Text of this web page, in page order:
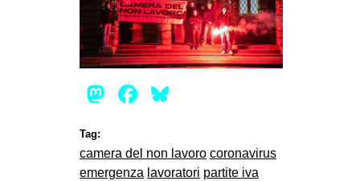
SEARCH
Mastodon
Facebook
Tag:
camera del non lavoro coronavirus
emergenza lavoratori partite iva